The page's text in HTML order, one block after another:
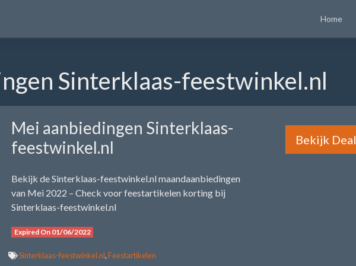
Home
Sinterklaas-feestwinkel.nl
Mei aanbiedingen Sinterklaas-
feestwinkel.nl
Bekijk de Sinterklaas-feestwinkel.nl maandaanbiedingen
van Mei 2022 – Check voor feestartikelen korting bij
Sinterklaas-feestwinkel.nl
Expired On 01/06/2022
Bekijk Deal
Sinterklaas-feestwinkel.nl,Feestartikelen